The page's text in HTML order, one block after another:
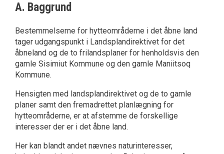
A. Baggrund
Bestemmelserne for hytteområderne i det åbne land
tager udgangspunkt i Landsplandirektivet for det
åbneland og de to frilandsplaner for henholdsvis den
gamle Sisimiut Kommune og den gamle Maniitsoq
Kommune.
Hensigten med landsplandirektivet og de to gamle
planer samt den fremadrettet planlægning for
hytteområderne, er at afstemme de forskellige
interesser der er i det åbne land.
Her kan blandt andet nævnes naturinteresser,